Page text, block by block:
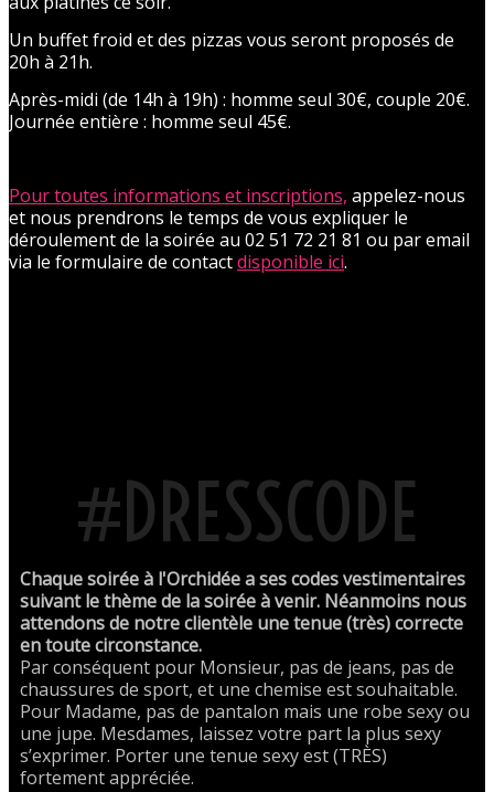
Un buffet froid et des pizzas vous seront proposés de
20h à 21h.
Après-midi (de 14h à 19h) : homme seul 30€, couple 20€.
Journée entière : homme seul 45€.
Pour toutes informations et inscriptions, appelez-nous
et nous prendrons le temps de vous expliquer le
déroulement de la soirée au 02 51 72 21 81 ou par email
via le formulaire de contactdisponible ici.
#DRESSCODE
Chaque soirée à l'Orchidée a ses codes vestimentaires
suivant le thème de la soirée à venir. Néanmoins nous
attendons de notre clientèle une tenue (très) correcte
en toute circonstance.
Par conséquent pour Monsieur, pas de jeans, pas de
chaussures de sport, et une chemise est souhaitable.
Pour Madame, pas de pantalon mais une robe sexy ou
une jupe. Mesdames, laissez votre part la plus sexy
s’exprimer. Porter une tenue sexy est (TRÈS)
fortement appréciée.